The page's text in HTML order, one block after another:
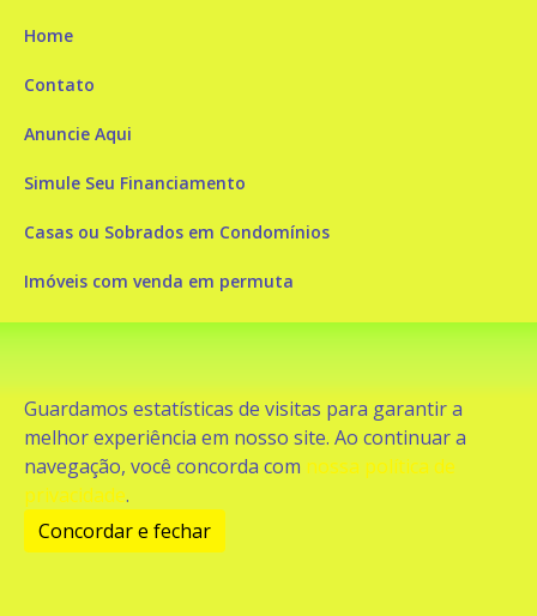
Guardamos estatísticas de visitas para garantir a
melhor experiência em nosso site. Ao continuar a
navegação, você concorda com nossa política de
privacidade.
Concordar e fechar
Home
Contato
Anuncie Aqui
Simule Seu Financiamento
Casas ou Sobrados em Condomínios
Imóveis com venda em permuta
Imóveis com Vista para o Mar
Casa com piscina
Apartamento com piscina
Condomínio fechado